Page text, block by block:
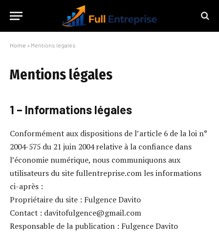
Home » Mentions légales
Mentions légales
1 – Informations légales
Conformément aux dispositions de l’article 6 de la loi n°
2004-575 du 21 juin 2004 relative à la confiance dans
l’économie numérique, nous communiquons aux
utilisateurs du site fullentreprise.com les informations
ci-après :
Propriétaire du site : Fulgence Davito
Contact : davitofulgence@gmail.com
Responsable de la publication : Fulgence Davito